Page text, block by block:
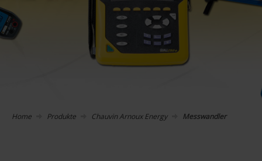
Home Produkte Chauvin Arnoux Energy Messwandler